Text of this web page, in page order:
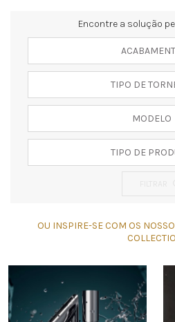
Encontre a solução
TIPO DE
MODELO
TIPO DE
OU INSPIRE-SE COM OS